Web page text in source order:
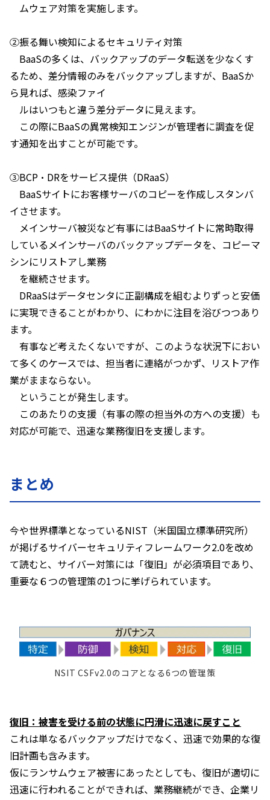
ムウェア対策を実施します。
②振る舞い検知によるセキュリティ対策
BaaSの多くは、バックアップのデータ転送を少なくす
るため、差分情報のみをバックアップしますが、 BaaSか
ら見れば、感染ファイ
ルはいつもと違う差分データに見えます。
この際にBaaSの異常検知エンジンが管理者に調査を促
す通知を出すことが可能です。
③BCP ・ DRをサービス提供（DRaaS）
BaaSサイトにお客様サーバのコピーを作成しスタンバ
イさせます。
メインサーバ被災など有事にはBaaSサイトに常時取得
しているメインサーバのバックアップデータを、コピーマ
シンにリストアし業務
を継続させます。
DRaaSはデータセンタに正副構成を組むよりずっと安価
に実現できることがわかり、にわかに注目を浴びつつあり
ます。
有事など考えたくないですが、このような状況下におい
て多くのケースでは、担当者に連絡がつかず、リストア作
業がままならない。
ということが発生します。
このあたりの支援（有事の際の担当外の方への支援）も
対応が可能で、迅速な業務復旧を支援します。
まとめ
今や世界標準となっているNIST （米国国立標準研究所）
が掲げるサイバーセキュリティフレームワーク2.0を改め
て読むと、サイバー対策には「復旧」が必須項目であり、
重要な６つの管理策の1つに挙げられています。
NSIT CSFv2.0のコアとなる6つの管理策
復旧：被害を受ける前の状態に円滑に迅速に戻すこと
これは単なるバックアップだけでなく、迅速で効果的な復
旧計画も含みます。
仮にランサムウェア被害にあったとしても、復旧が適切に
迅速に行われることができれば、業務継続ができ、企業リ